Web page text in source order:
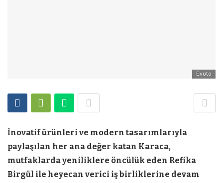
Evoto
İnovatif ürünleri ve modern tasarımlarıyla
paylaşılan her ana değer katan Karaca,
mutfaklarda yeniliklere öncülük eden Refika
Birgül ile heyecan verici iş birliklerine devam